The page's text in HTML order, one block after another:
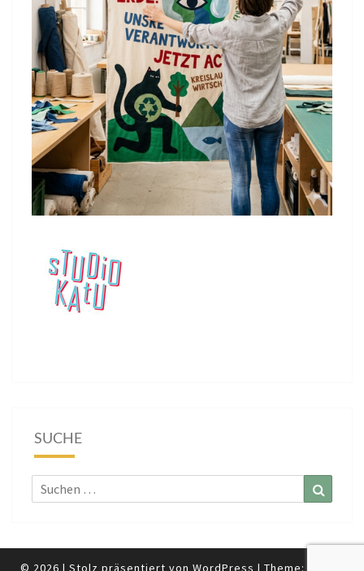
SUCHE
Suchen
nach:
© 2026 | Stolz präsentiert von WordPress | Theme: